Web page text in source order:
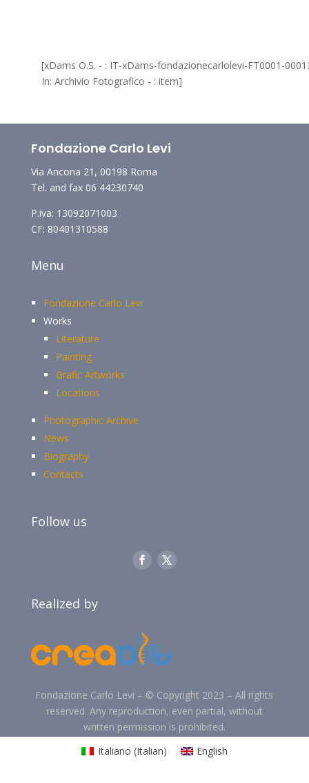
[xDams O.S. - : IT-xDams-fondazionecarlolevi-FT0001-
In: Archivio Fotografico - : item]
Fondazione Carlo Levi
Via Ancona 21, 00198 Roma
Tel. and fax 06 44230740
P.iva: 13092071003
CF: 80401310588
Menu
Fondazione Carlo Levi
Works
Literature
Painting
Grafic Artworks
Locations
Photographic Archive
News
Biography
Contacts
Follow us
Realized by
Fondazione Carlo Levi – © Copyright 2023 –All rights
reserved. Any reproduction, even partial, without
written permission is prohibited.
Italiano (Italian) English